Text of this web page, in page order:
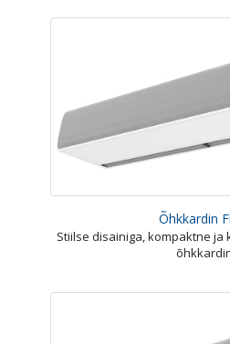
Õhkkardin
Stiilse disainiga, kompaktne